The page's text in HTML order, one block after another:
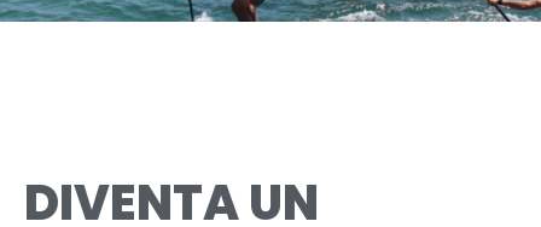
DIVENTA UN